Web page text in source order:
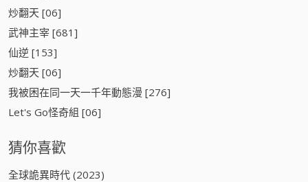
炒翻天 [06]
武神主宰 [681]
仙逆 [153]
炒翻天 [06]
我被困在同一天一千年動態漫 [276]
Let's Go怪奇組 [06]
猜你喜歡
全球詭異時代 (2023)